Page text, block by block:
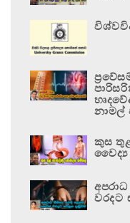
නාමල්
කුස
වෛද්‍ය
වරදට